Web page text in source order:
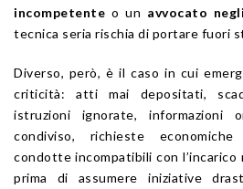
incompetente o un avvocato
tecnica seria rischia di portare fuori
Diverso, però, è il caso in cui
criticità: atti mai depositati,
istruzioni ignorate, informazioni
condiviso, richieste
condotte incompatibili con
prima di assumere iniziative